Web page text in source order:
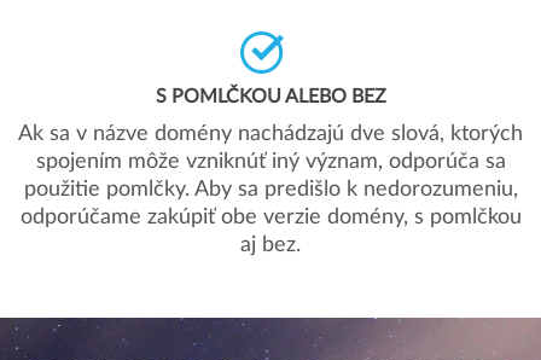
S POMLČKOU ALEBO BEZ
Ak sa v názve domény nachádzajú dve slová, ktorých
spojením môže vzniknúť iný význam, odporúča sa
použitie pomlčky. Aby sa predišlo k nedorozumeniu,
odporúčame zakúpiť obe verzie domény, s pomlčkou
aj bez.